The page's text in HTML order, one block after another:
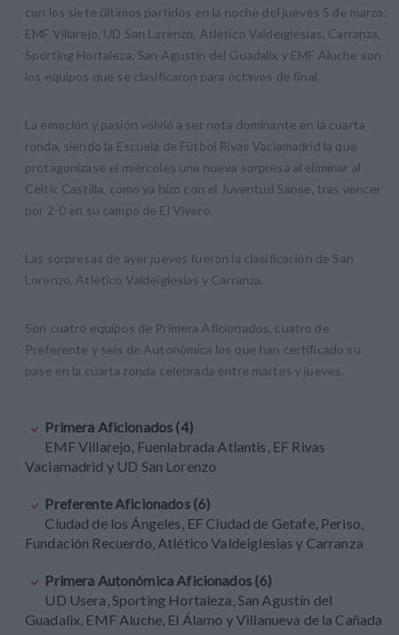
con los siete últimos partidos en la noche del jueves 5 de marzo.
EMF Villarejo, UD San Lorenzo, Atlético Valdeiglesias, Carranza,
Sporting Hortaleza, San Agustín del Guadalix y EMF Aluche son
los equipos que se clasificaron para octavos de final.
La emoción y pasión volvió a ser nota dominante en la cuarta
ronda, siendo la Escuela de Fútbol Rivas Vaciamadrid la que
protagonizase el miércoles una nueva sorpresa al eliminar al
Celtic Castilla, como ya hizo con el Juventud Sanse, tras vencer
por 2-0 en su campo de El Vivero.
Las sorpresas de ayer jueves fueron la clasificación de San
Lorenzo, Atlético Valdeiglesias y Carranza.
Son cuatro equipos de Primera Aficionados, cuatro de
Preferente y seis de Autonómica los que han certificado su
pase en la cuarta ronda celebrada entre martes y jueves.
Primera Aficionados (4)
EMF Villarejo, Fuenlabrada Atlantis, EF Rivas
Vaciamadrid y UD San Lorenzo
Preferente Aficionados (6)
Ciudad de los Ángeles, EF Ciudad de Getafe, Periso,
Fundación Recuerdo, Atlético Valdeiglesias y Carranza
Primera Autonómica Aficionados (6)
UD Usera, Sporting Hortaleza, San Agustín del
Guadalix, EMF Aluche, El Álamo y Villanueva de la Cañada